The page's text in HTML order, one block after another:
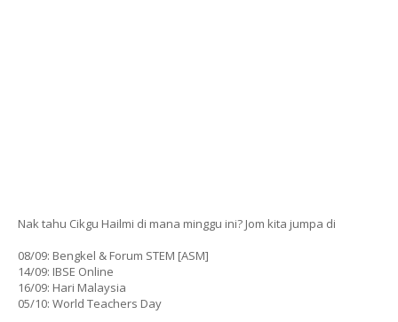
Nak tahu Cikgu Hailmi di mana minggu ini? Jom kita jumpa di
08/09: Bengkel & Forum STEM [ASM]
14/09: IBSE Online
16/09: Hari Malaysia
05/10: World Teachers Day